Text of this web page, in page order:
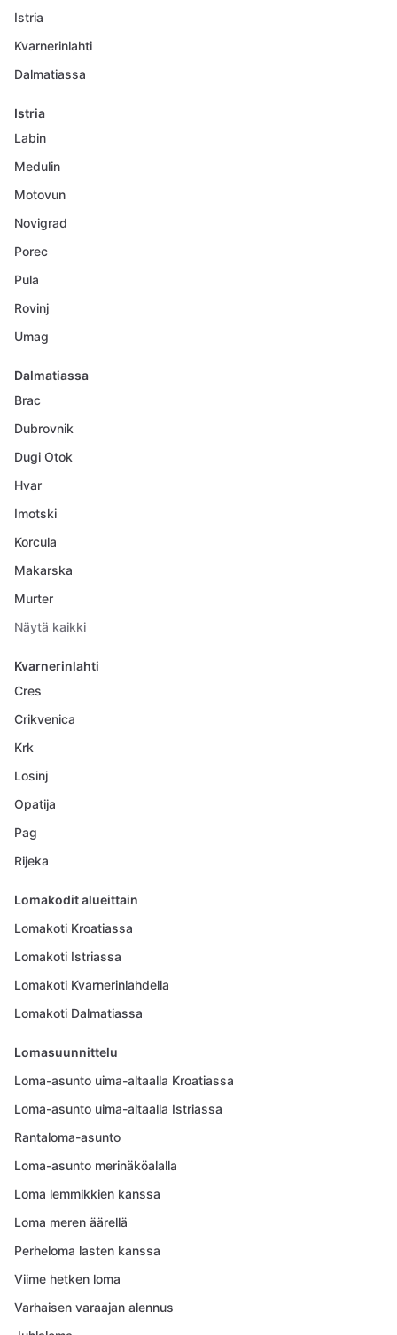
Istria
Kvarnerinlahti
Dalmatiassa
Istria
Labin
Medulin
Motovun
Novigrad
Porec
Pula
Rovinj
Umag
Dalmatiassa
Brac
Dubrovnik
Dugi Otok
Hvar
Imotski
Korcula
Makarska
Murter
Näytä kaikki
Kvarnerinlahti
Cres
Crikvenica
Krk
Losinj
Opatija
Pag
Rijeka
Lomakodit alueittain
Lomakoti Kroatiassa
Lomakoti Istriassa
Lomakoti Kvarnerinlahdella
Lomakoti Dalmatiassa
Lomasuunnittelu
Loma-asunto uima-altaalla Kroatiassa
Loma-asunto uima-altaalla Istriassa
Rantaloma-asunto
Loma-asunto merinäköalalla
Loma lemmikkien kanssa
Loma meren äärellä
Perheloma lasten kanssa
Viime hetken loma
Varhaisen varaajan alennus